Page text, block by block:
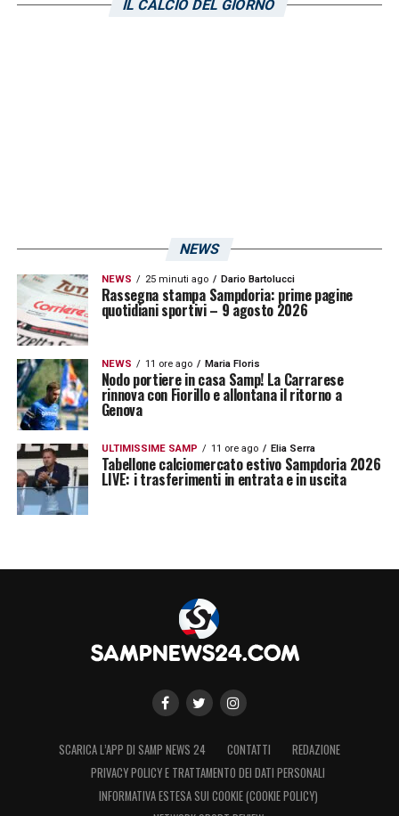
LA PLAYLIST DELLE NOSTRE TOP NEWS
IL CALCIO DEL GIORNO
NEWS
NEWS 25 minuti ago Dario Bartolucci
Rassegna stampa Sampdoria: prime pagine
quotidiani sportivi – 9 agosto 2026
NEWS 11 ore ago Maria Floris
Nodo portiere in casa Samp! La Carrarese
rinnova con Fiorillo e allontana il ritorno a
Genova
ULTIMISSIME SAMP 11 ore ago Elia Serra
Tabellone calciomercato estivo Sampdoria 2026
LIVE: i trasferimenti in entrata e in uscita
SCARICA L’APP DI SAMP NEWS 24 CONTATTI
REDAZIONE
PRIVACY POLICY E TRATTAMENTO DEI DATI PERSONALI
INFORMATIVA ESTESA SUI COOKIE (COOKIE POLICY)